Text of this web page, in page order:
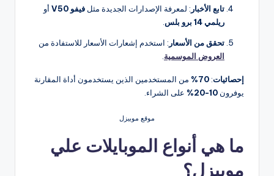
تابع الأخبار : لمعرفة الإصدارات الجديدة مثل فيفو V50
أو
ريلمي 14 برو بلس
.
تحقق من الأسعار : استخدم إشعارات الأسعار للاستفادة من
العروض الموسمية.
إحصائيات:
70%
من المستخدمين الذين يستخدمون أداة المقارنة
يوفرون 10-20% على الشراء.
موقع موبيزل
ما هي أنواع الموبايلات علي
موبيزل؟